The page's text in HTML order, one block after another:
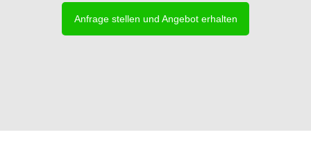
Anfrage stellen und Angebot erhalten